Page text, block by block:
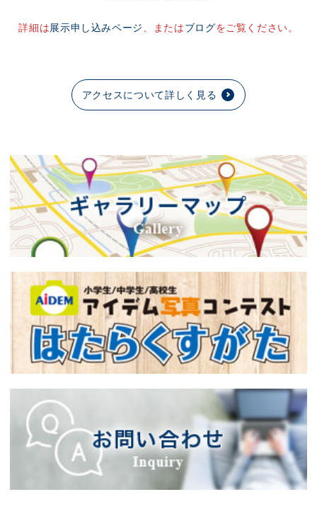
詳細は展示申し込みページ 、またはブログをご覧ください。
アクセスについて詳しく見る